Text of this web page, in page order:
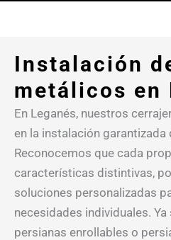
Instalación
metálicos en
En Leganés, nuestros
en la instalación
Reconocemos que cada
características distintivas,
soluciones personalizadas
necesidades individuales.
persianas enrollables o